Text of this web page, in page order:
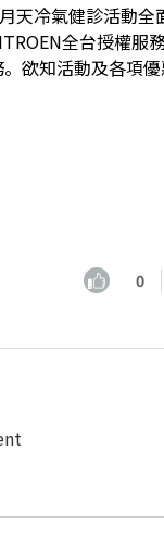
天冷氣健診活動全
全台授權服
欲知活動及各項
0